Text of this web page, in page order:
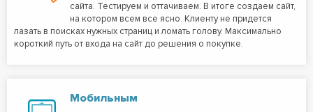
сайта. Тестируем и оттачиваем. В итоге создаем сайт,
на котором всем все ясно. Клиенту не придется
лазать в поисках нужных страниц и ломать голову. Максимально
короткий путь от входа на сайт до решения о покупке.
Мобильным